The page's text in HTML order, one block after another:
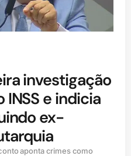
investigação
e indicia
ex-
aponta crimes como